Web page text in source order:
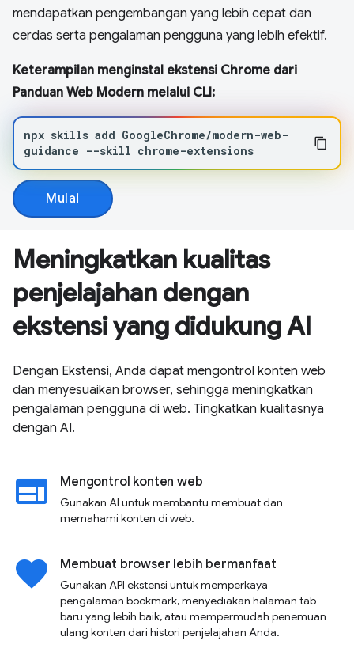
mendapatkan pengembangan yang lebih cepat dan
cerdas serta pengalaman pengguna yang lebih efektif.
Keterampilan menginstal ekstensi Chrome dari
Panduan Web Modern melalui CLI:
npx skills add GoogleChrome/modern-web-
guidance --skill chrome-extensions
Mulai
Meningkatkan kualitas
penjelajahan dengan
ekstensi yang didukung AI
Dengan Ekstensi, Anda dapat mengontrol konten web
dan menyesuaikan browser, sehingga meningkatkan
pengalaman pengguna di web. Tingkatkan kualitasnya
dengan AI.
web Mengontrol konten web
Gunakan AI untuk membantu membuat dan
memahami konten di web.
favorite Membuat browser lebih bermanfaat
Gunakan API ekstensi untuk memperkaya
pengalaman bookmark, menyediakan halaman tab
baru yang lebih baik, atau mempermudah penemuan
ulang konten dari histori penjelajahan Anda.